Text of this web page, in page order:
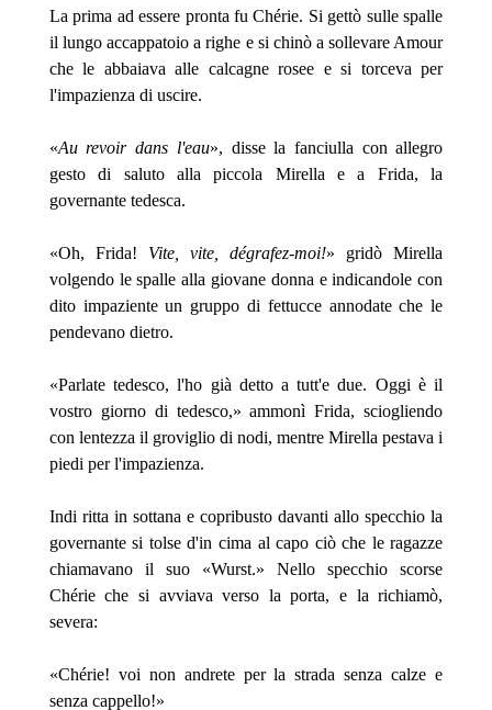
La prima ad essere pronta fu Chérie. Si gettò sulle spalle
il lungo accappatoio a righe e si chinò a sollevare Amour
che le abbaiava alle calcagne rosee e si torceva per
l'impazienza di uscire.
«Au revoir dans l'eau», disse la fanciulla con allegro
gesto di saluto alla piccola Mirella e a Frida, la
governante tedesca.
«Oh, Frida! Vite, vite, dégrafez-moi!» gridò Mirella
volgendo le spalle alla giovane donna e indicandole con
dito impaziente un gruppo di fettucce annodate che le
pendevano dietro.
«Parlate tedesco, l'ho già detto a tutt'e due. Oggi è il
vostro giorno di tedesco,» ammonì Frida, sciogliendo
con lentezza il groviglio di nodi, mentre Mirella pestava i
piedi per l'impazienza.
Indi ritta in sottana e copribusto davanti allo specchio la
governante si tolse d'in cima al capo ciò che le ragazze
chiamavano il suo «Wurst.» Nello specchio scorse
Chérie che si avviava verso la porta, e la richiamò,
severa:
«Chérie! voi non andrete per la strada senza calze e
senza cappello!»